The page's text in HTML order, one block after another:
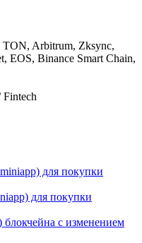
TON, Arbitrum, Zksync,
EOS, Binance Smart Chain,
для покупки